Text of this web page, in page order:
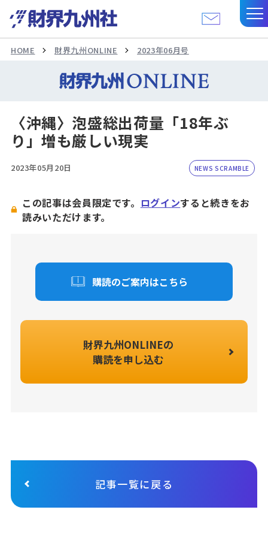
HOME 財界九州ONLINE 2023年06月号
〈沖縄〉泡盛総出荷量「18年ぶ
り」増も厳しい現実
2023年05月20日 NEWS SCRAMBLE
この記事は会員限定です。 ログインすると続きをお
読みいただけます。
購読のご案内はこちら
財界九州ONLINEの
購読を申し込む
記事一覧に戻る